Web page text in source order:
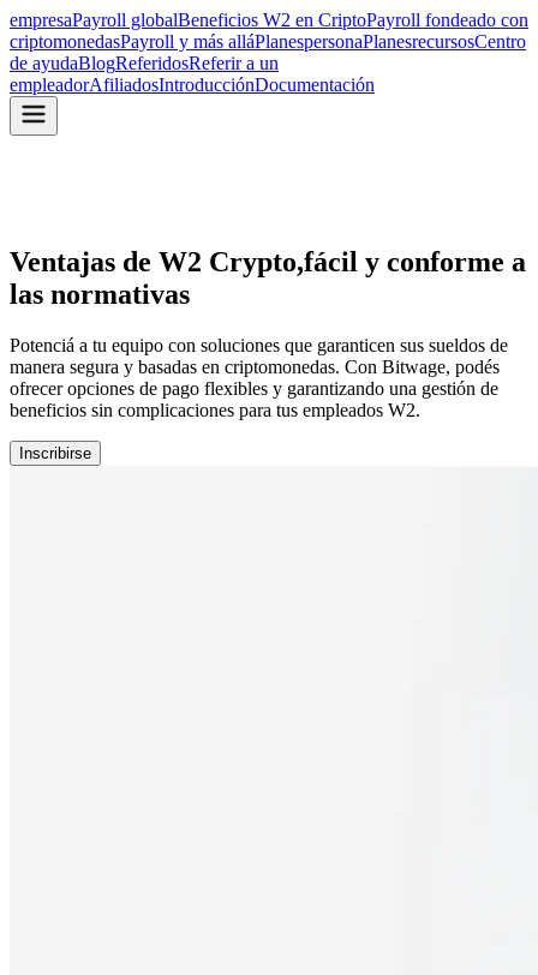
empresaPayroll globalBeneficios W2 en CriptoPayroll fondeado con
criptomonedasPayroll y más alláPlanespersonaPlanesrecursosCentro
de ayudaBlogReferidosReferir a un
empleadorAfiliadosIntroducciónDocumentación
Ventajas de W2 Crypto,fácil y conforme a
las normativas
Potenciá a tu equipo con soluciones que garanticen sus sueldos de
manera segura y basadas en criptomonedas. Con Bitwage, podés
ofrecer opciones de pago flexibles y garantizando una gestión de
beneficios sin complicaciones para tus empleados W2.
Inscribirse